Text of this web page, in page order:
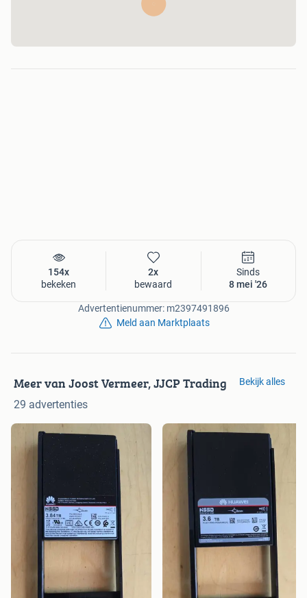
- U ontvangt een track en trace nummer na verzending
beschadiging en diefstal bij PostNL
154x
bekeken
2x
bewaard
Sinds
8 mei '26
Advertentienummer: m2397491896
Meld aan Marktplaats
Meer van Joost Vermeer, JJCP Trading
29 advertenties
Bekijk alles